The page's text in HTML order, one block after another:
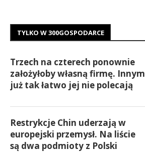
TYLKO W 300GOSPODARCE
Trzech na czterech ponownie
założyłoby własną firmę. Innym
już tak łatwo jej nie polecają
Restrykcje Chin uderzają w
europejski przemysł. Na liście
są dwa podmioty z Polski